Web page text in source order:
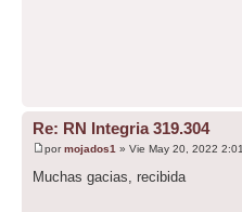
Re: RN Integria 319.304
pormojados1 » Vie May 20, 2022
Muchas gacias, recibida